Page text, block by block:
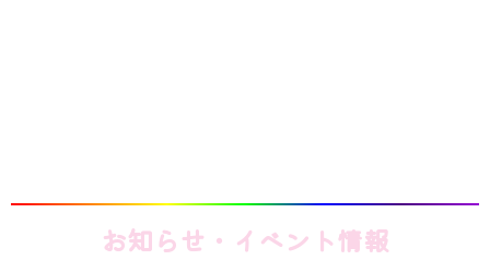
お知らせ・イベント情報